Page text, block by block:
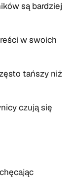
są bardziej
w swoich
tańszy niż
czują się